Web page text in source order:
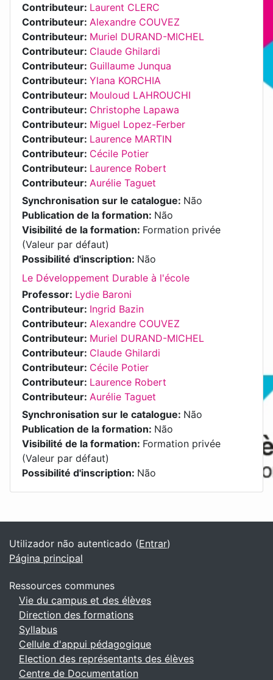
Contributeur: Laurent CLERC
Contributeur: Alexandre COUVEZ
Contributeur: Muriel DURAND-MICHEL
Contributeur: Claude Ghilardi
Contributeur: Guillaume Junqua
Contributeur: Ylana KORCHIA
Contributeur: Mouloud LAHROUCHI
Contributeur: Christophe Lapawa
Contributeur: Miguel Lopez-Ferber
Contributeur: Laurence MARTIN
Contributeur: Cécile Potier
Contributeur: Laurence Robert
Contributeur: Aurélie Taguet
Synchronisation sur le catalogue: Não
Publication de la formation: Não
Visibilité de la formation: Formation privée
(Valeur par défaut)
Possibilité d'inscription: Não
Le Développement Durable à l'école
Professor: Lydie Baroni
Contributeur: Ingrid Bazin
Contributeur: Alexandre COUVEZ
Contributeur: Muriel DURAND-MICHEL
Contributeur: Claude Ghilardi
Contributeur: Cécile Potier
Contributeur: Laurence Robert
Contributeur: Aurélie Taguet
Synchronisation sur le catalogue: Não
Publication de la formation: Não
Visibilité de la formation: Formation privée
(Valeur par défaut)
Possibilité d'inscription: Não
Blocos adicionais
Utilizador não autenticado (Entrar)
Página principal
Ressources communes
Vie du campus et des élèves
Direction des formations
Syllabus
Cellule d'appui pédagogique
Election des représentants des élèves
Centre de Documentation